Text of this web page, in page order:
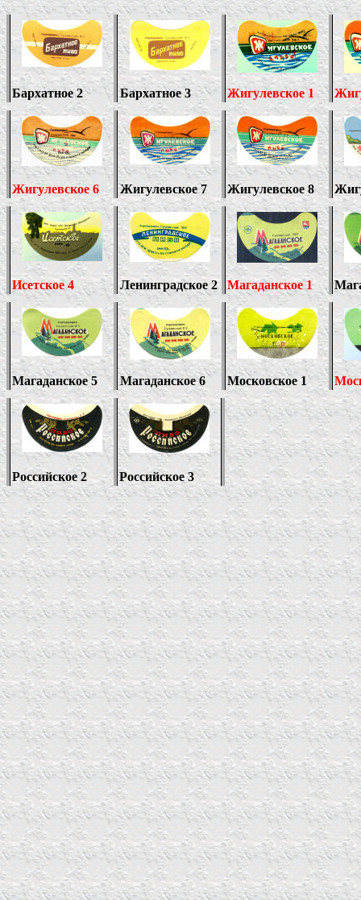
Бархатное 2 Бархатное 3 Жигулевское 1
Жигулевское 6 Жигулевское 7 Жигулевское 8
Исетское 4 Ленинградское 2 Магаданское 1
Магаданское 5 Магаданское 6 Московское 1
Российское 2 Российское 3